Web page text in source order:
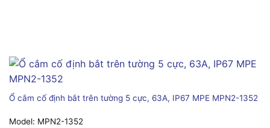
Ổ cắm cố định bắt trên tường 5 cực, 63A, IP67 MPE MPN2-1352
Model: MPN2-1352